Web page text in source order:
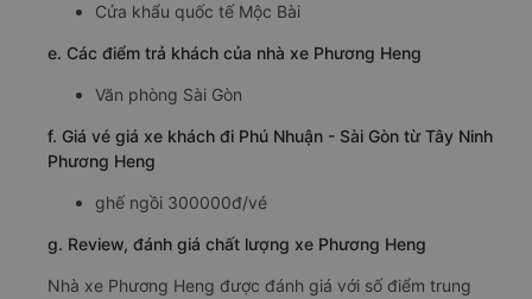
Cửa khẩu quốc tế Mộc Bài
e. Các điểm trả khách của nhà xe Phương Heng
Văn phòng Sài Gòn
f. Giá vé giá xe khách đi Phú Nhuận - Sài Gòn từ Tây Ninh
Phương Heng
ghế ngồi 300000đ/vé
g. Review, đánh giá chất lượng xe Phương Heng
Nhà xe Phương Heng được đánh giá với số điểm trung